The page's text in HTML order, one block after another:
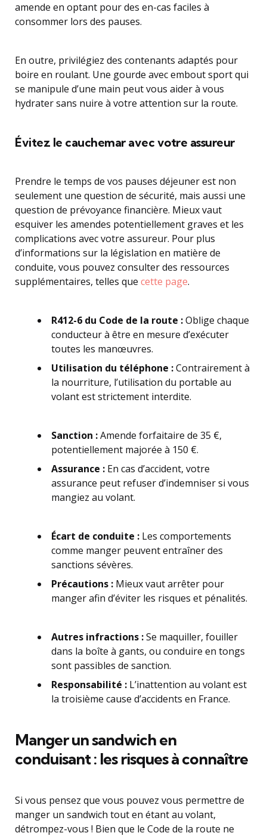
amende en optant pour des en-cas faciles à
consommer lors des pauses.
En outre, privilégiez des contenants adaptés pour
boire en roulant. Une gourde avec embout sport qui
se manipule d’une main peut vous aider à vous
hydrater sans nuire à votre attention sur la route.
Évitez le cauchemar avec votre assureur
Prendre le temps de vos pauses déjeuner est non
seulement une question de sécurité, mais aussi une
question de prévoyance financière. Mieux vaut
esquiver les amendes potentiellement graves et les
complications avec votre assureur. Pour plus
d’informations sur la législation en matière de
conduite, vous pouvez consulter des ressources
supplémentaires, telles que cette page.
R412-6 du Code de la route :Oblige chaque
conducteur à être en mesure d’exécuter
toutes les manœuvres.
Utilisation du téléphone :Contrairement à
la nourriture, l’utilisation du portable au
volant est strictement interdite.
Sanction :Amende forfaitaire de 35 €,
potentiellement majorée à 150 €.
Assurance : En cas d’accident, votre
assurance peut refuser d’indemniser si vous
mangiez au volant.
Écart de conduite : Les comportements
comme manger peuvent entraîner des
sanctions sévères.
Précautions : Mieux vaut arrêter pour
manger afin d’éviter les risques et pénalités.
Autres infractions :Se maquiller, fouiller
dans la boîte à gants, ou conduire en tongs
sont passibles de sanction.
Responsabilité : L’inattention au volant est
la troisième cause d’accidents en France.
Manger un sandwich en
conduisant : les risques à connaître
Si vous pensez que vous pouvez vous permettre de
manger un sandwich tout en étant au volant,
détrompez-vous ! Bien que le Code de la route ne